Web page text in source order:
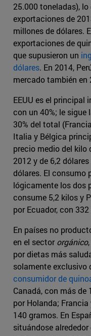
25.000 toneladas),
exportaciones de
millones de dólares.
exportaciones de
que supusieron un
dólares. En 2014,
mercado también en
EEUU es el principal
con un 40%; le sigue
30% del total
Italia y Bélgica
precio medio del kilo
2012 y de 6,2
dólares. El consumo
lógicamente los dos
consume 5,2 kilos y
por Ecuador, con
En países no
en el sectororgánico
por dietas más
solamente exclusivo
consumidor de
Canadá, con más de
por Holanda;
140 gramos. En
situándose